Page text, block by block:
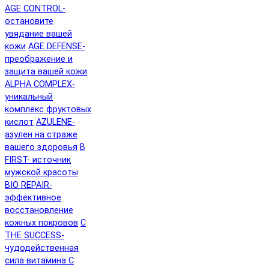
AGE CONTROL-
остановите
увядание вашей
кожи AGE DEFENSE-
преображение и
защита вашей кожи
ALPHA COMPLEX-
уникальный
комплекс фруктовых
кислот AZULENE-
азулен на страже
вашего здоровья B
FIRST- источник
мужской красоты
BIO REPAIR-
эффективное
восстановление
кожных покровов C
THE SUCCESS-
чудодейственная
сила витамина C